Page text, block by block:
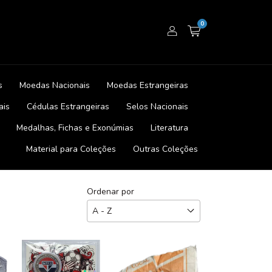
0
Moedas Nacionais
Moedas Estrangeiras
Cédulas Estrangeiras
Selos Nacionais
Medalhas, Fichas e Exonúmias
Literatura
Material para Coleções
Outras Coleções
Ordenar por